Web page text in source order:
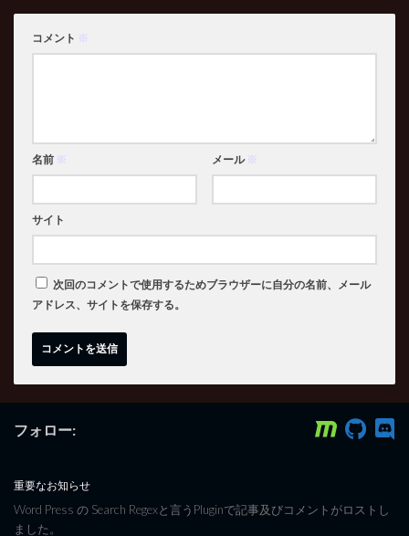
コメント ※
名前 ※ メール ※
サイト
次回のコメントで使用するためブラウザーに自分の名前、メール
アドレス、サイトを保存する。
フォロー:
重要なお知らせ
Word Press の Search Regexと言うPluginで記事及びコメントがロストし
ました。